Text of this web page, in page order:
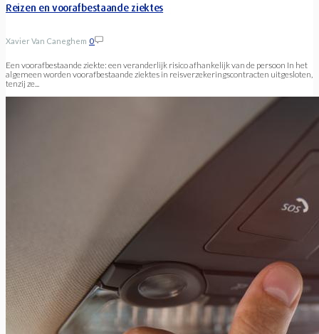
Reizen en voorafbestaande ziektes
Xavier Van Caneghem 0
Een voorafbestaande ziekte: een veranderlijk risico afhankelijk van de persoon In het
algemeen worden voorafbestaande ziektes in reisverzekeringscontracten uitgesloten,
tenzij ze...